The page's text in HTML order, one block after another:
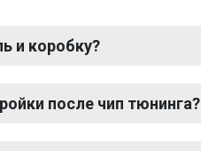
и коробку?
после чип тюнинга?